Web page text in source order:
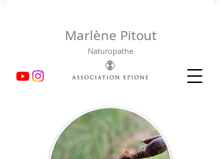
Marlène Pitout
Naturopathe